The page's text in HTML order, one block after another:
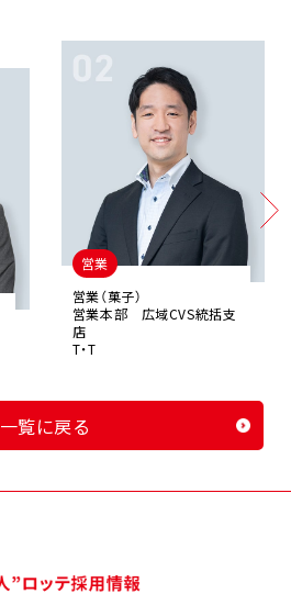
営業
営業（菓子）
営業本部 広域CVS統括支
店
T・T
一覧に戻る